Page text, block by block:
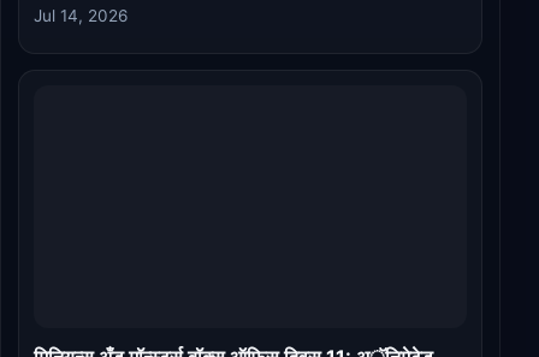
Jul 14, 2026